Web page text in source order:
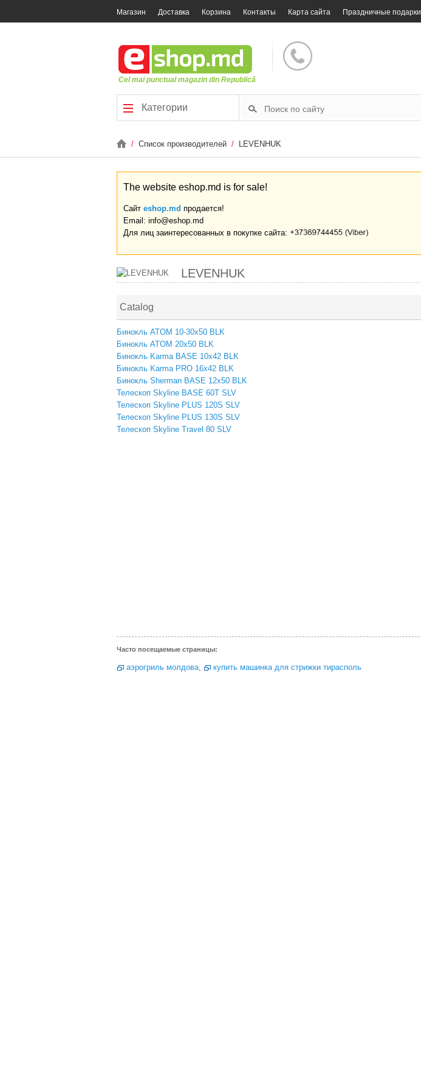
Магазин Доставка Корзина Контакты Карта сайта Праздничные подарки
Cel mai punctual magazin din Republică
Категории
/ Список производителей / LEVENHUK
The website eshop.md is for sale!
Сайт eshop.md продается!
Email: info@eshop.md
Для лиц заинтересованных в покупке сайта:
LEVENHUK
Catalog
Бинокль ATOM 10-30x50 BLK
Бинокль ATOM 20x50 BLK
Бинокль Karma BASE 10x42 BLK
Бинокль Karma PRO 16x42 BLK
Бинокль Sherman BASE 12x50 BLK
Телескоп Skyline BASE 60T SLV
Телескоп Skyline PLUS 120S SLV
Телескоп Skyline PLUS 130S SLV
Телескоп Skyline Travel 80 SLV
Часто посещаемые страницы:
аэрогриль молдова, купить машинка для стрижки тирасполь